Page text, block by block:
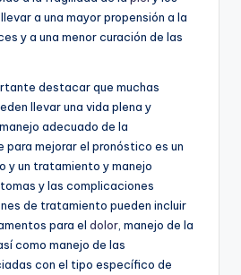
a una mayor propensión a la
y a una menor curación de las
destacar que muchas
llevar una vida plena y
adecuado de la
para mejorar el pronóstico es un
y un tratamiento y manejo
y las complicaciones
de tratamiento pueden incluir
para el dolor , manejo de la
como manejo de las
con el tipo específico de